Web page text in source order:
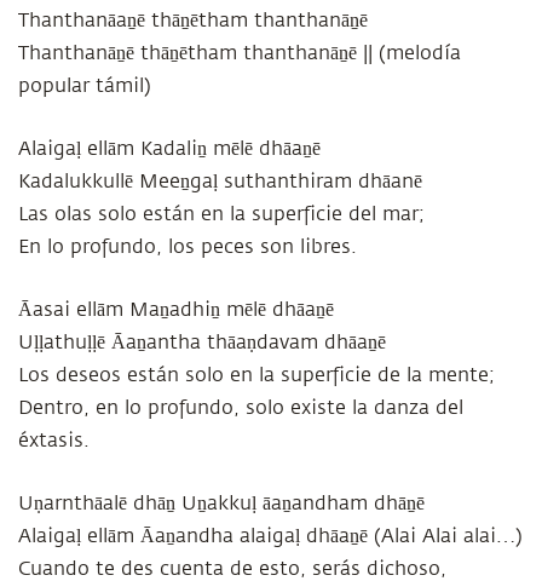
Thanthanāaṉē thāṉētham thanthanāṉē
Thanthanāṉē thāṉētham thanthanāṉē || (melodía
popular támil)
Alaigaḷ ellām Kadaliṉ mēlē dhāaṉē
Kadalukkullē Meeṉgaḷ suthanthiram dhāanē
Las olas solo están en la superficie del mar;
En lo profundo, los peces son libres.
Āasai ellām Maṉadhiṉ mēlē dhāaṉē
Uḷḷathuḷḷē Āaṉantha thāaṇdavam dhāaṉē
Los deseos están solo en la superficie de la mente;
Dentro, en lo profundo, solo existe la danza del
éxtasis.
Uṇarnthāalē dhāṉ Uṉakkuḷ āaṉandham dhāṉē
Alaigaḷ ellām Āaṉandha alaigaḷ dhāaṉē (Alai Alai alai…)
Cuando te des cuenta de esto, serás dichoso,